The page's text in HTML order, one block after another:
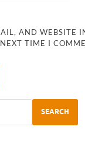
AND WEBSITE
TIME I
SEARCH